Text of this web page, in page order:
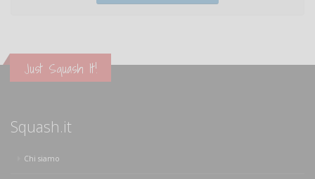
Just Squash It!
Squash.it
Chi siamo